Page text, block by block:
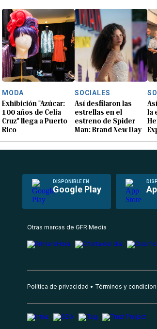
MODA
Exhibición "Azúcar:
100 años de Celia
Cruz" llega a Puerto
Rico
SOCIALES
Así desfilaron las
estrellas en el
estreno de Spider
Man: Brand New Day
la
DISPONIBLE EN
Google Play
Otras marcas de GFR Media
Política de privacidad Términos y